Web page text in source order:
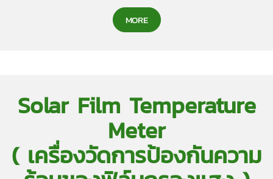
MORE
Solar Film Temperature
Meter
( เครื่องวัดการป้องกันความ